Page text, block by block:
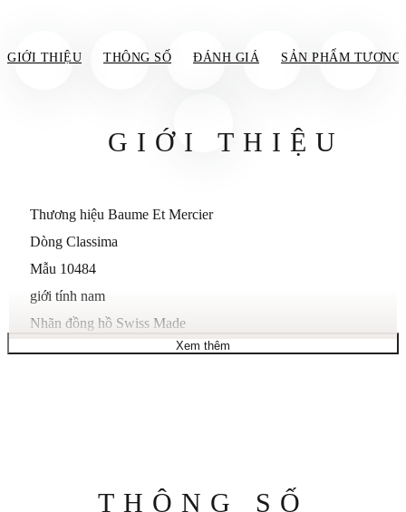
GIỚI THIỆU THÔNG SỐ ĐÁNH GIÁ SẢN PHẨM TƯƠNG
GIỚI THIỆU
Thương hiệu Baume Et Mercier
Dòng Classima
Mẫu 10484
giới tính nam
Nhãn đồng hồ Swiss Made
Chuyển động tự động
Xem thêm
THÔNG SỐ